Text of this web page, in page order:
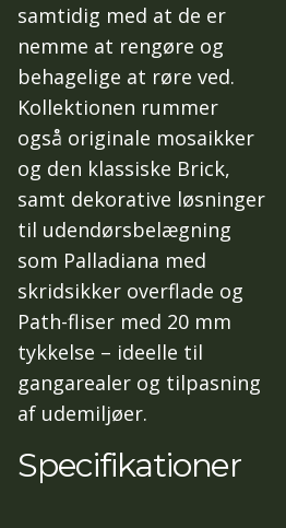
samtidig med at de er
nemme at rengøre og
behagelige at røre ved.
Kollektionen rummer
også originale mosaikker
og den klassiske Brick,
samt dekorative løsninger
til udendørsbelægning
som Palladiana med
skridsikker overflade og
Path-fliser med 20 mm
tykkelse – ideelle til
gangarealer og tilpasning
af udemiljøer.
Specifikationer